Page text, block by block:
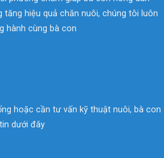
tăng hiệu quả chăn nuôi, chúng tôi luôn
hành cùng bà con
hoặc cần tư vấn kỹ thuật nuôi, bà con
dưới đây